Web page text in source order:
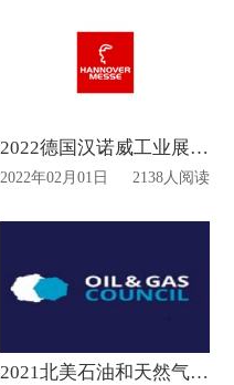
2022德国汉诺威工业展览会HANNOVER MESSE
2022年02月01日 2138人阅读
2021北美石油和天然气委员会大会